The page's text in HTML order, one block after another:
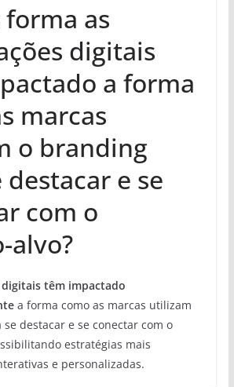
forma as
digitais
a forma
marcas
o branding
destacar e se
com o
alvo?
têm impactado
a forma como as marcas utilizam
destacar e se conectar com o
estratégias mais
e personalizadas.